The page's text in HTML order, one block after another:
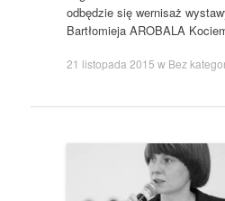
odbędzie się wernisaż
Bartłomieja AROBALA
21 listopada 2015 w Bez